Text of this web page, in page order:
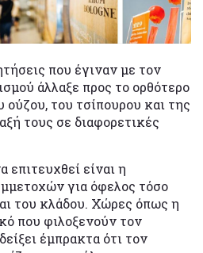
που έγιναν με τον
άλλαξε προς το ορθότερο
ούζου, του τσίπουρου και της
τους σε διαφορετικές
επιτευχθεί είναι η
για όφελος τόσο
του κλάδου. Χώρες όπως η
που φιλοξενούν τον
έμπρακτα ότι τον